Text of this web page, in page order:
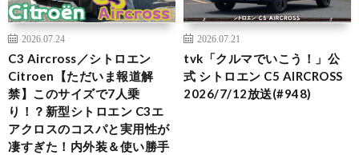
2026.07.24
C3 Aircross／シトロエン
Citroen【ただいま報道解
禁】このサイズで7人乗
り！？新型シトロエン C3エ
アクロスのコスパと実用性が
凄すぎた！内外装＆使い勝手
2026.07.21
tvk「クルマでいこう！」公
式 シトロエン C5 AIRCROSS
2026/7/12放送(#948)